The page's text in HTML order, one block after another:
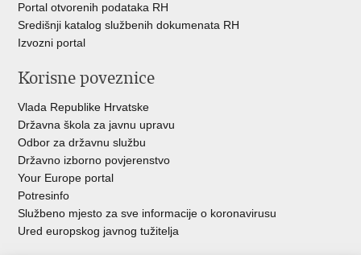
Portal otvorenih podataka RH
Središnji katalog službenih dokumenata RH
Izvozni portal
Korisne poveznice
Vlada Republike Hrvatske
Državna škola za javnu upravu
Odbor za državnu službu
Državno izborno povjerenstvo
Your Europe portal
Potresinfo
Službeno mjesto za sve informacije o koronavirusu
Ured europskog javnog tužitelja